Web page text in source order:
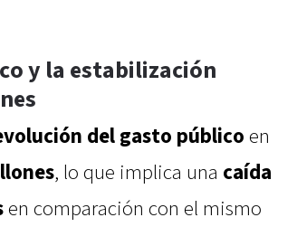
y la estabilización
del gasto públicoen
, lo que implica una caída
en comparación con el mismo